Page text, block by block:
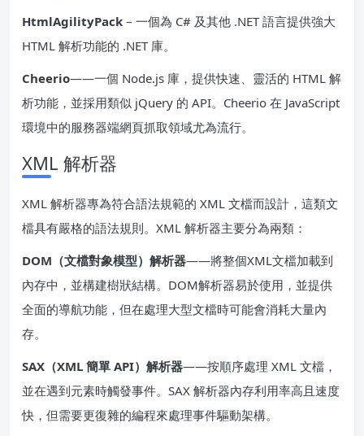
HtmlAgilityPack – 一個為 C# 及其他 .NET 語言提供強大
HTML 解析功能的 .NET 庫。
Cheerio——一個 Node.js 庫，提供快速、靈活的 HTML 解
析功能，並採用類似 jQuery 的 API。Cheerio 在 JavaScript
環境中的服務器端網頁抓取領域尤為流行。
XML 解析器
XML 解析器專為符合語法規範的 XML 文檔而設計，這類文
檔具有嚴格的語法規則。XML 解析器主要分為兩類：
DOM（文檔對象模型）解析器——將整個XML文檔加載到
內存中，並構建樹狀結構。DOM解析器易於使用，並提供
全面的導航功能，但在處理大型文檔時可能會消耗大量內
存。
SAX（XML 簡單 API）解析器——按順序處理 XML 文檔，
並在遇到元素時觸發事件。SAX 解析器內存利用率高且速度
快，但需要更復雜的編程來處理事件驅動架構。